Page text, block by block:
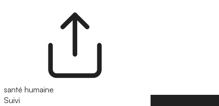
santé humaine
Suivi